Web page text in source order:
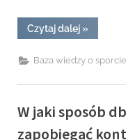
Czytaj dalej“Jakie
techniki
pomagają
w
»
Baza wiedzy o
W jaki sposób
zapobiegać